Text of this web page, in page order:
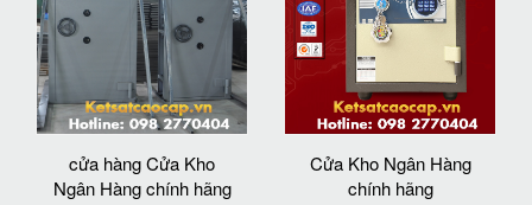
cửa hàng Cửa Kho
Ngân Hàng chính hãng
Cửa Kho Ngân Hàng
chính hãng